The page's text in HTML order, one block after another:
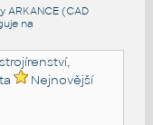
(CAD
na
Nejnovější